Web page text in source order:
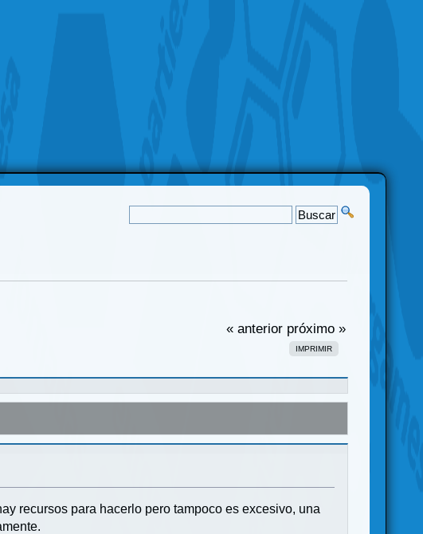
« anterior próximo »
IMPRIMIR
recursos para hacerlo pero tampoco es excesivo, una